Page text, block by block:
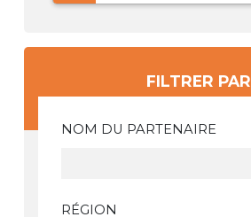
FILTRER PAR
NOM DU PARTENAIRE
RÉGION